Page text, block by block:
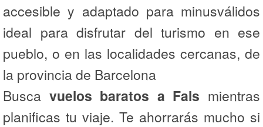
accesible y adaptado para minusválidos
ideal para disfrutar del turismo en ese
pueblo, o en las localidades cercanas, de
la provincia de Barcelona
Busca vuelos baratos a Fals mientras
planificas tu viaje. Te ahorrarás mucho si